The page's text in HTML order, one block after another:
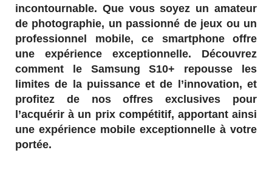
incontournable. Que vous soyez un amateur
de photographie, un passionné de jeux ou un
professionnel mobile, ce smartphone offre
une expérience exceptionnelle. Découvrez
comment le Samsung S10+ repousse les
limites de la puissance et de l’innovation, et
profitez de nos offres exclusives pour
l’acquérir à un prix compétitif, apportant ainsi
une expérience mobile exceptionnelle à votre
portée.